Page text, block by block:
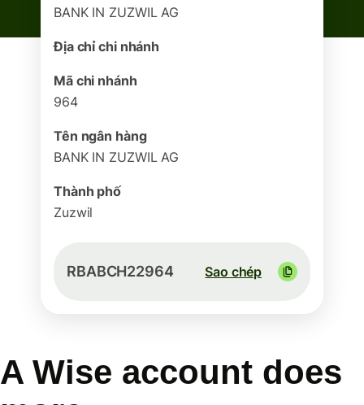
BANK IN ZUZWIL AG
Địa chỉ chi nhánh
Mã chi nhánh
964
Tên ngân hàng
BANK IN ZUZWIL AG
Thành phố
Zuzwil
RBABCH22964 Sao chép
A Wise account does